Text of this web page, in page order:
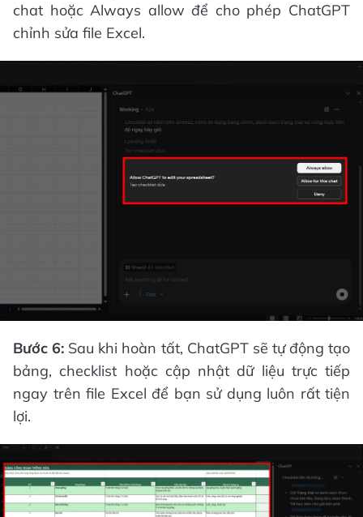
chat hoặc Always allow để cho phép ChatGPT
chỉnh sửa file Excel.
Bước 6: Sau khi hoàn tất, ChatGPT sẽ tự động tạo
bảng, checklist hoặc cập nhật dữ liệu trực tiếp
ngay trên file Excel để bạn sử dụng luôn rất tiện
lợi.